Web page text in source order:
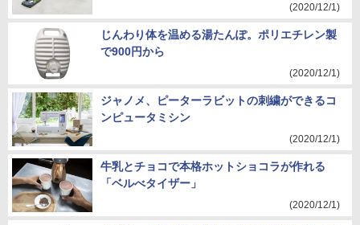
(2020/12/1)
じんわり体を温める湯たんぽ。ポリエチレン製
で900円から
(2020/12/1)
ジャノメ、ピーターラビットの刺繍ができるコ
ンピュータミシン
(2020/12/1)
牛乳とチョコで本格ホットショコラが作れる
「ベルべタイザー」
(2020/12/1)